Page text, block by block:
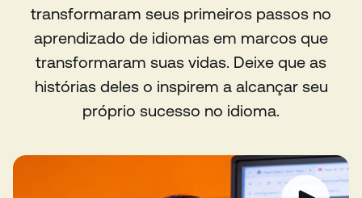
transformaram seus primeiros passos no
aprendizado de idiomas em marcos que
transformaram suas vidas. Deixe que as
histórias deles o inspirem a alcançar seu
próprio sucesso no idioma.